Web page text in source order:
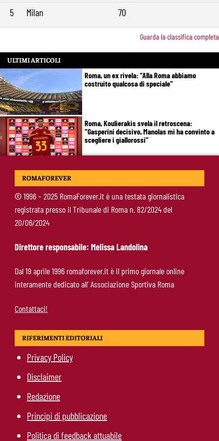
5
Milan 70
Guarda la classifica completa
ULTIMI ARTICOLI
Roma, un ex rivela: “Alla Roma abbiamo
costruito qualcosa di speciale”
Roma, Koulierakis svela il retroscena:
“Gasperini decisivo, Manolas mi ha convinto a
scegliere i giallorossi”
Soulé-Milan, la Roma detta le condizioni:
Ndicka-Roma, futuro più chiaro: il messaggio
che allontana il mercato
ROMAFOREVER
©1996 – 2025 RomaForever.it è una testata giornalistica
registrata presso il Tribunale di Roma n. 82/2024 del
20/06/2024
Direttore responsabile: Melissa Landolina
Dal 19 aprile 1996 romaforever.it è il primo giornale online
interamente dedicato all’ Associazione Sportiva Roma
Contattaci!
RIFERIMENTI EDITORIALI
Privacy Policy
Disclaimer
Redazione
Principi di pubblicazione
Politica di feedback attuabile